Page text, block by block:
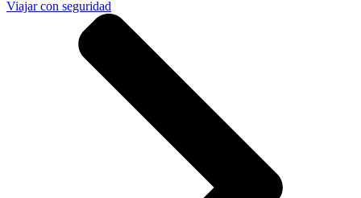
Viajar con seguridad